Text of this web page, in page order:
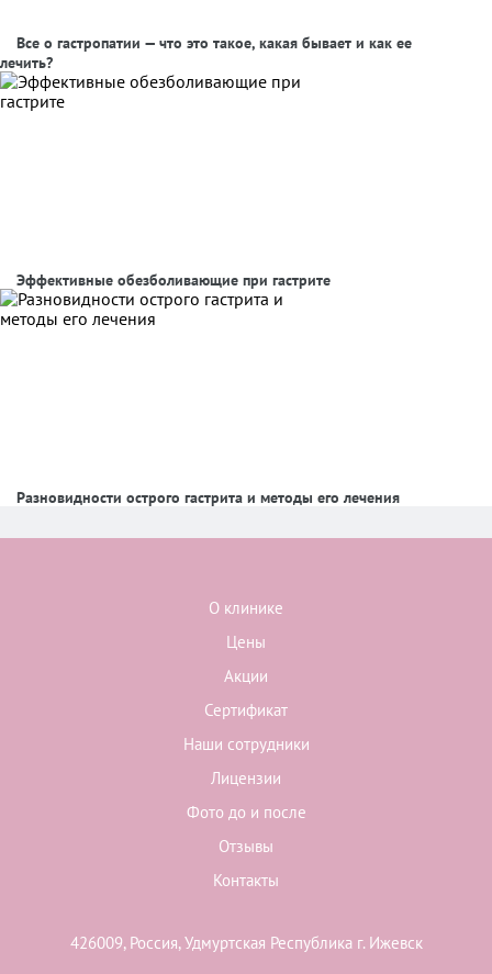
Все о гастропатии — что это такое, какая бывает и как ее
лечить?
Эффективные обезболивающие при гастрите
Разновидности острого гастрита и методы его лечения
О клинике
Цены
Акции
Сертификат
Наши сотрудники
Лицензии
Фото до и после
Отзывы
Контакты
426009, Россия, Удмуртская Республика г. Ижевск